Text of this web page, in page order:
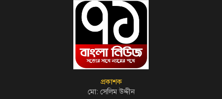
প্রকাশক
মো: সেলিম উদ্দীন